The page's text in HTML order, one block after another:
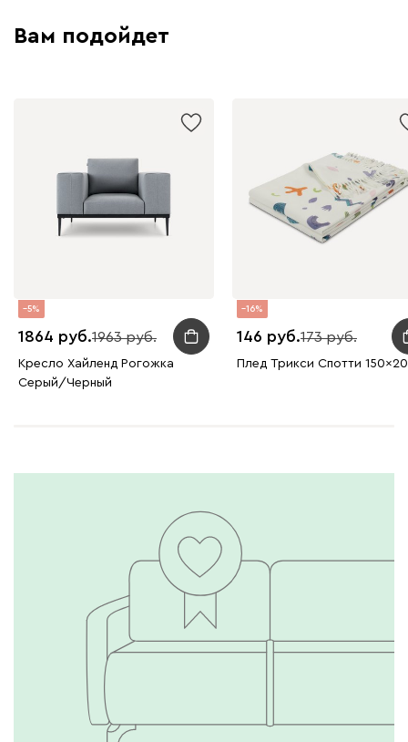
Вам подойдет
5
1864 1963
Кресло Хайленд Рогожка
Серый/Черный
16
146 173
Плед Трикси Спотти